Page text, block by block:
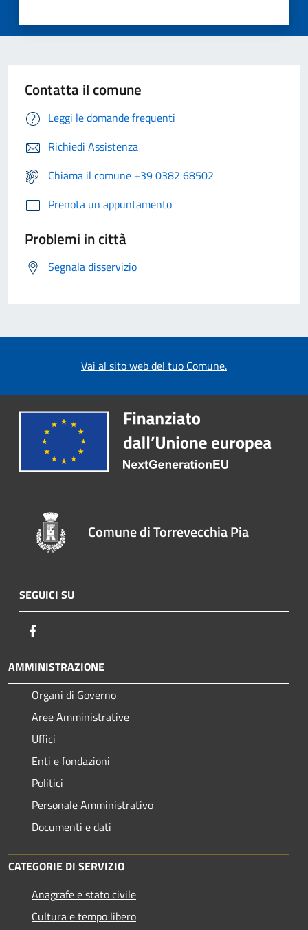
Contatta il comune
Leggi le domande frequenti
Richiedi Assistenza
Chiama il comune +39 0382 68502
Prenota un appuntamento
Problemi in città
Segnala disservizio
Vai al sito web del tuo Comune.
Comune di Torrevecchia Pia
SEGUICI SU
AMMINISTRAZIONE
Organi di Governo
Aree Amministrative
Uffici
Enti e fondazioni
Politici
Personale Amministrativo
Documenti e dati
CATEGORIE DI SERVIZIO
Anagrafe e stato civile
Cultura e tempo libero